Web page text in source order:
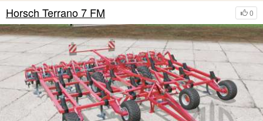
0
Horsch Terrano 7 FM